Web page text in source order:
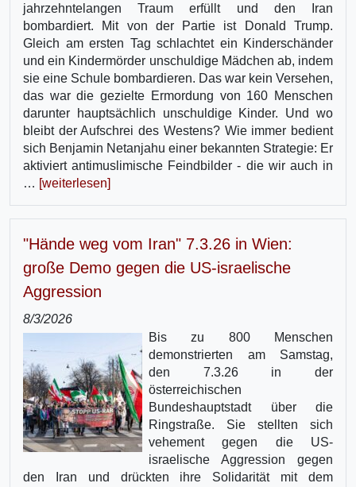
jahrzehntelangen Traum erfüllt und den Iran
bombardiert. Mit von der Partie ist Donald Trump.
Gleich am ersten Tag schlachtet ein Kinderschänder
und ein Kindermörder unschuldige Mädchen ab, indem
sie eine Schule bombardieren. Das war kein Versehen,
das war die gezielte Ermordung von 160 Menschen
darunter hauptsächlich unschuldige Kinder. Und wo
bleibt der Aufschrei des Westens? Wie immer bedient
sich Benjamin Netanjahu einer bekannten Strategie: Er
aktiviert antimuslimische Feindbilder - die wir auch in
… [weiterlesen]
"Hände weg vom Iran" 7.3.26 in Wien:
große Demo gegen die US-israelische
Aggression
8/3/2026
Bis zu 800 Menschen
demonstrierten am Samstag,
den 7.3.26 in der
österreichischen
Bundeshauptstadt über die
Ringstraße. Sie stellten sich
vehement gegen die US-
israelische Aggression gegen
den Iran und drückten ihre Solidarität mit dem